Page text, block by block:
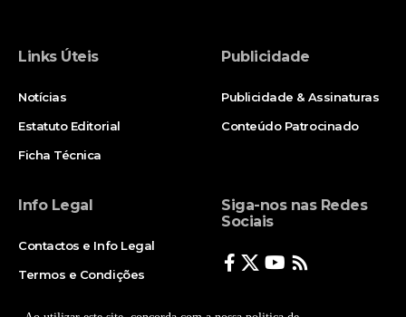
Links Úteis
Notícias
Estatuto Editorial
Ficha Técnica
Publicidade
Publicidade & Assinaturas
Conteúdo Patrocinado
Info Legal
Contactos e Info Legal
Termos e Condições
Siga-nos nas Redes
Sociais